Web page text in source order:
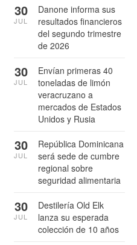
Danone informa sus
resultados financieros
del segundo trimestre
de 2026
30
JUL
Envían primeras 40
toneladas de limón
veracruzano a
mercados de Estados
Unidos y Rusia
30
JUL
República Dominicana
será sede de cumbre
regional sobre
seguridad alimentaria
30
JUL
Destilería Old Elk
lanza su esperada
colección de 10 años
30
JUL